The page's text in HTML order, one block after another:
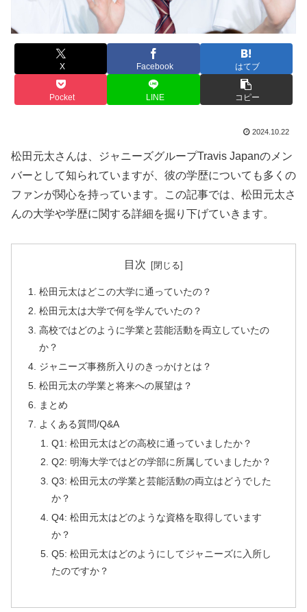
X Facebook はてブ
Pocket LINE コピー
2024.10.22
松田元太さんは、ジャニーズグループTravis Japanのメン
バーとして知られていますが、彼の学歴についても多くの
ファンが関心を持っています。この記事では、松田元太さ
んの大学や学歴に関する詳細を掘り下げていきます。
目次
松田元太はどこの大学に通っていたの？
松田元太は大学で何を学んでいたの？
高校ではどのように学業と芸能活動を両立していたの
か？
ジャニーズ事務所入りのきっかけとは？
松田元太の学業と将来への展望は？
まとめ
よくある質問/Q&A
Q1: 松田元太はどの高校に通っていましたか？
Q2: 明海大学ではどの学部に所属していましたか？
Q3: 松田元太の学業と芸能活動の両立はどうでした
か？
Q4: 松田元太はどのような資格を取得しています
か？
Q5: 松田元太はどのようにしてジャニーズに入所し
たのですか？